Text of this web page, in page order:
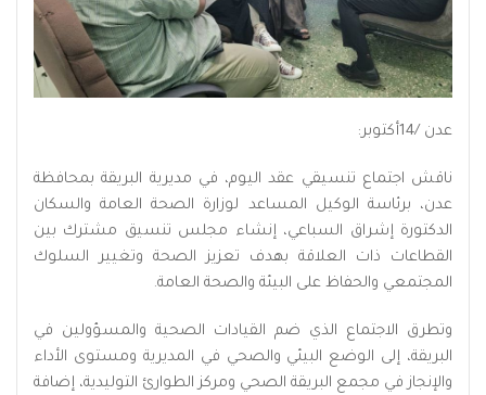
عدن /14أكتوبر:
ناقش اجتماع تنسيقي عقد اليوم، في مديرية البريقة بمحافظة
عدن، برئاسة الوكيل المساعد لوزارة الصحة العامة والسكان
الدكتورة إشراق السباعي، إنشاء مجلس تنسيق مشترك بين
القطاعات ذات العلاقة بهدف تعزيز الصحة وتغيير السلوك
المجتمعي والحفاظ على البيئة والصحة العامة.
وتطرق الاجتماع الذي ضم القيادات الصحية والمسؤولين في
البريقة، إلى الوضع البيئي والصحي في المديرية ومستوى الأداء
والإنجاز في مجمع البريقة الصحي ومركز الطوارئ التوليدية، إضافة